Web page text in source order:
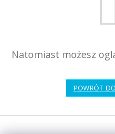
Natomiast możesz
POWRÓT
S